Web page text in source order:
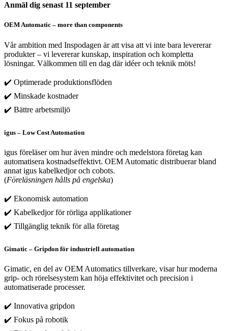
Anmäl dig senast 11 september
OEM Automatic – more than components
Vår ambition med Inspodagen är att visa att vi inte bara levererar
produkter – vi levererar kunskap, inspiration och kompletta
lösningar. Välkommen till en dag där idéer och teknik möts!
✔️ Optimerade produktionsflöden
✔️ Minskade kostnader
✔️ Bättre arbetsmiljö
igus – Low Cost Automation
igus föreläser om hur även mindre och medelstora företag kan
automatisera kostnadseffektivt. OEM Automatic distribuerar bland
annat igus kabelkedjor och cobots.
(Föreläsningen hålls på engelska)
✔️ Ekonomisk automation
✔️ Kabelkedjor för rörliga applikationer
✔️ Tillgänglig teknik för alla företag
Gimatic – Gripdon för industriell automation
Gimatic, en del av OEM Automatics tillverkare, visar hur moderna
grip- och rörelsesystem kan höja effektivitet och precision i
automatiserade processer.
✔️ Innovativa gripdon
✔️ Fokus på robotik